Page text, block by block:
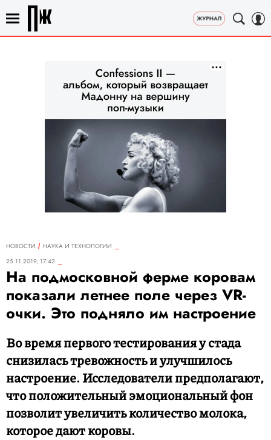
НОВОСТИ
НАУКА И ТЕХНОЛОГИИ
25.11.2019, 17:42
На подмосковной ферме коровам
показали летнее поле через VR-
очки. Это подняло им настроение
Во время первого тестирования у стада
снизилась тревожность и улучшилось
настроение. Исследователи предполагают,
что положительный эмоциональный фон
позволит увеличить количество молока,
которое дают коровы.